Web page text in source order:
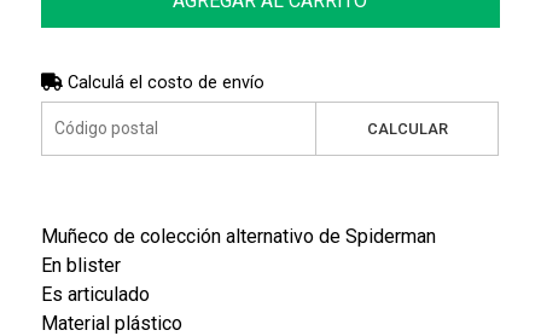
Calculá el costo de envío
CALCULAR
Muñeco de colección alternativo de Spiderman
En blister
Es articulado
Material plástico